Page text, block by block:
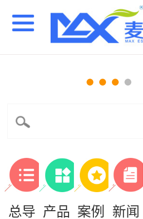
总导 产品 案例 新闻